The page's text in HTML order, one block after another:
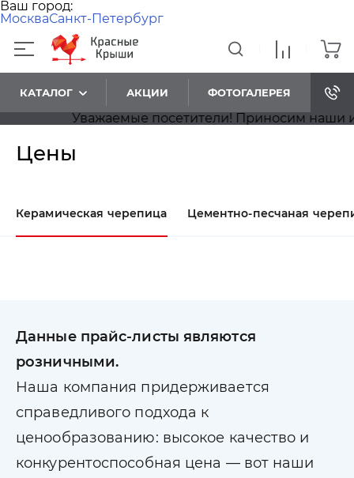
Ваш город:
МоскваСанкт-Петербург
КАТАЛОГ АКЦИИ ФОТОГАЛЕРЕЯ
Уважаемые посетители! Приносим наши
Цены
Наша компания придерживается
справедливого подхода к
ценообразованию: высокое качество и
конкурентоспособная цена — вот наши
Данные прайс-листы являются
розничными.
Керамическая черепица Цементно-песчаная